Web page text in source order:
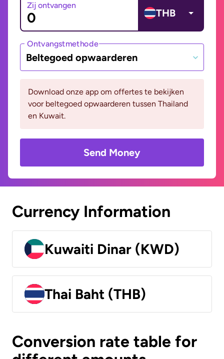
Zij ontvangen
THB
Ontvangstmethode
Beltegoed opwaarderen
Download onze app om offertes te bekijken
voor beltegoed opwaarderen tussen Thailand
en Kuwait.
Send Money
Currency Information
Kuwaiti Dinar (KWD)
Thai Baht (THB)
Conversion rate table for